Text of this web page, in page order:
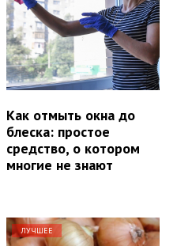
Как отмыть окна до
блеска: простое
средство, о котором
многие не знают
ЛУЧШЕЕ